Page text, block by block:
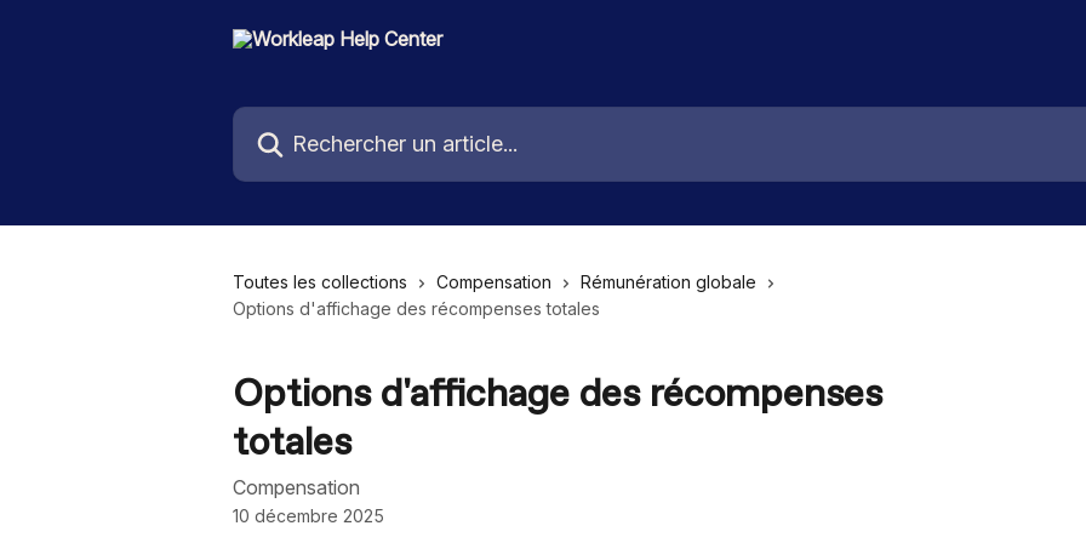
Rechercher un article...
Toutes les collections Compensation
Rémunération globale
Options d'affichage des récompenses totales
Options d'affichage des récompenses
totales
Compensation
10 décembre 2025